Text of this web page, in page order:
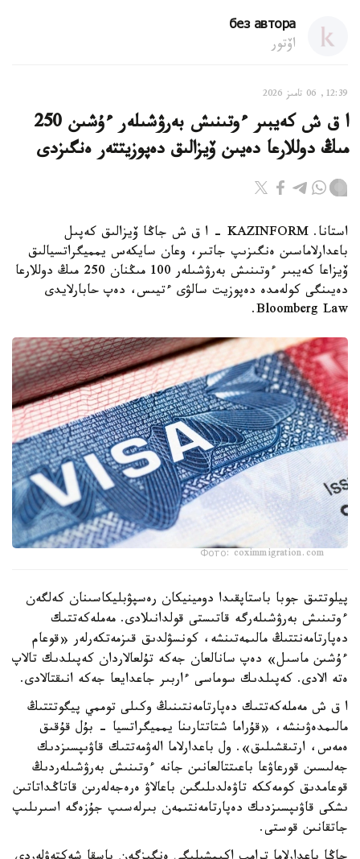
без автора
اۆتور
12:39, 06 تامىز 2026
ا ق ش كەيبىر ءوتىنىش بەرۋشىلەر ءۇشىن 250
مىڭ دوللارعا دەيىن ۆيزالىق دەپوزيتتەر ەنگىزدى
استانا. KAZINFORM – ا ق ش جاڭا ۆيزالىق كەپىل
باعدارلاماسىن ەنگىزىپ جاتىر، وعان سايكەس يمميگراتسيالىق
ۆيزاعا كەيبىر ءوتىنىش بەرۋشىلەر 100 مىڭنان 250 مىڭ دوللارعا
دەيىنگى كولەمدە دەپوزيت سالۋى ءتيىس، دەپ حابارلايدى
Bloomberg Law.
Фото: coximmigration.com
پيلوتتىق جوبا باستاپقىدا دومينيكان رەسپۋبليكاسىنان كەلگەن
ءوتىنىش بەرۋشىلەرگە قاتىستى قولدانىلادى. مەملەكەتتىك
دەپارتامەنتتىڭ مالىمەتىنشە، كونسۋلدىق قىزمەتكەرلەر «قوعام
ءۇشىن ماسىل» دەپ سانالعان جەكە تۇلعالاردان كەپىلدىك تالاپ
ەتە الادى. كەپىلدىك سوماسى ءاربىر جاعدايعا جەكە انىقتالادى.
ا ق ش مەملەكەتتىك دەپارتامەنتىنىڭ وكىلى توممي پيگوتتتىڭ
مالىمدەۋىنشە، «قۇراما شتاتتارىنا يمميگراتسيا - بۇل قۇقىق
ەمەس، ارتىقشىلىق». ول باعدارلاما الەۋمەتتىك قاۋىپسىزدىك
جەلىسىن قورعاۋعا باعىتتالعانىن جانە ءوتىنىش بەرۋشىلەردىڭ
قوعامدىق كومەككە تاۋەلدىلىگىن باعالاۋ ەرەجەلەرىن قاتاڭداتاتىن
ىشكى قاۋىپسىزدىك دەپارتامەنتىمەن بىرلەسىپ جۇزەگە اسىرىلىپ
جاتقانىن قوستى.